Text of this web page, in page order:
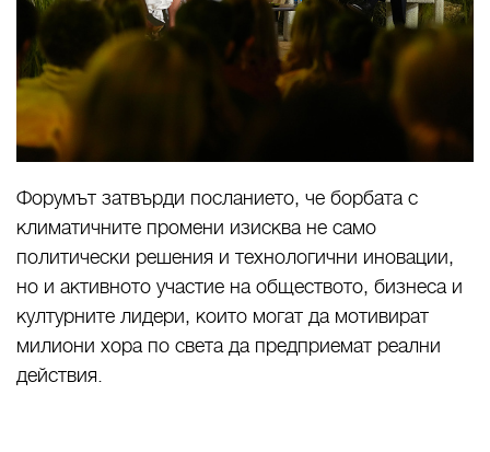
Форумът затвърди посланието, че борбата с
климатичните промени изисква не само
политически решения и технологични иновации,
но и активното участие на обществото, бизнеса и
културните лидери, които могат да мотивират
милиони хора по света да предприемат реални
действия.